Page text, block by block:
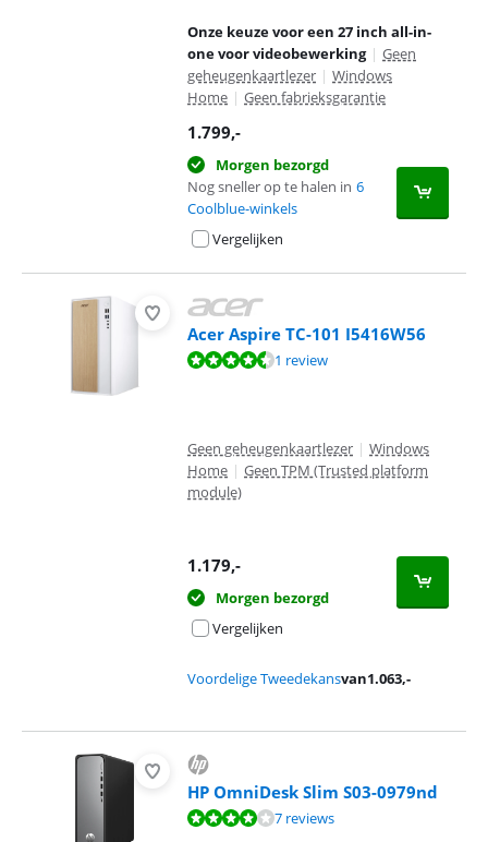
Onze keuze voor een 27 inch all-in-
one voor videobewerking | Geen
geheugenkaartlezer | Windows
Home | Geen fabrieksgarantie
1.799,-
Morgen bezorgd
Nog sneller op te halen in 6
Coolblue-winkels
Vergelijken
Acer Aspire TC-101 I5416W56
Beoordeling is 9,2 van de 10, gebaseerd op 1 review.
1 review
Geen geheugenkaartlezer | Windows
Home | Geen TPM (Trusted platform
module)
1.179,-
Morgen bezorgd
Vergelijken
Voordelige Tweedekansvan1.063,-
HP OmniDesk Slim S03-0979nd
Beoordeling is 7,9 van de 10, gebaseerd op 7 reviews.
7 reviews